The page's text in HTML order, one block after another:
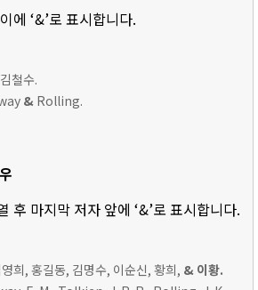
에 ‘&’로 표시합니다.
김철수.
& Rolling.
후 마지막 저자 앞에 ‘&’로 표시합니다.
희, 홍길동, 김명수, 이순신, 황희, & 이황.